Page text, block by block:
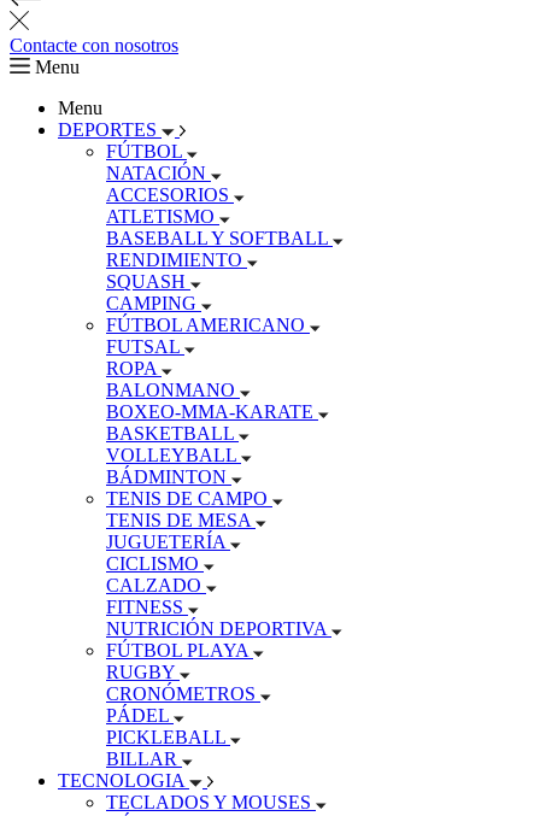
Contacte con nosotros
Menu
Menu
DEPORTES
FÚTBOL
NATACIÓN
ACCESORIOS
ATLETISMO
BASEBALL Y SOFTBALL
RENDIMIENTO
SQUASH
CAMPING
FÚTBOL AMERICANO
FUTSAL
ROPA
BALONMANO
BOXEO-MMA-KARATE
BASKETBALL
VOLLEYBALL
BÁDMINTON
TENIS DE CAMPO
TENIS DE MESA
JUGUETERÍA
CICLISMO
CALZADO
FITNESS
NUTRICIÓN DEPORTIVA
FÚTBOL PLAYA
RUGBY
CRONÓMETROS
PÁDEL
PICKLEBALL
BILLAR
TECNOLOGIA
TECLADOS Y MOUSES